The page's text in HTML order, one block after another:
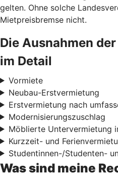
gelten. Ohne solche
Mietpreisbremse nicht.
Die Ausnahmen
im Detail
Vormiete
Neubau-Erstvermietung
Erstvermietung nach
Modernisierungszuschlag
Möblierte Untervermietung
Kurzzeit- und
Studentinnen-/Studenten-
Was sind meine